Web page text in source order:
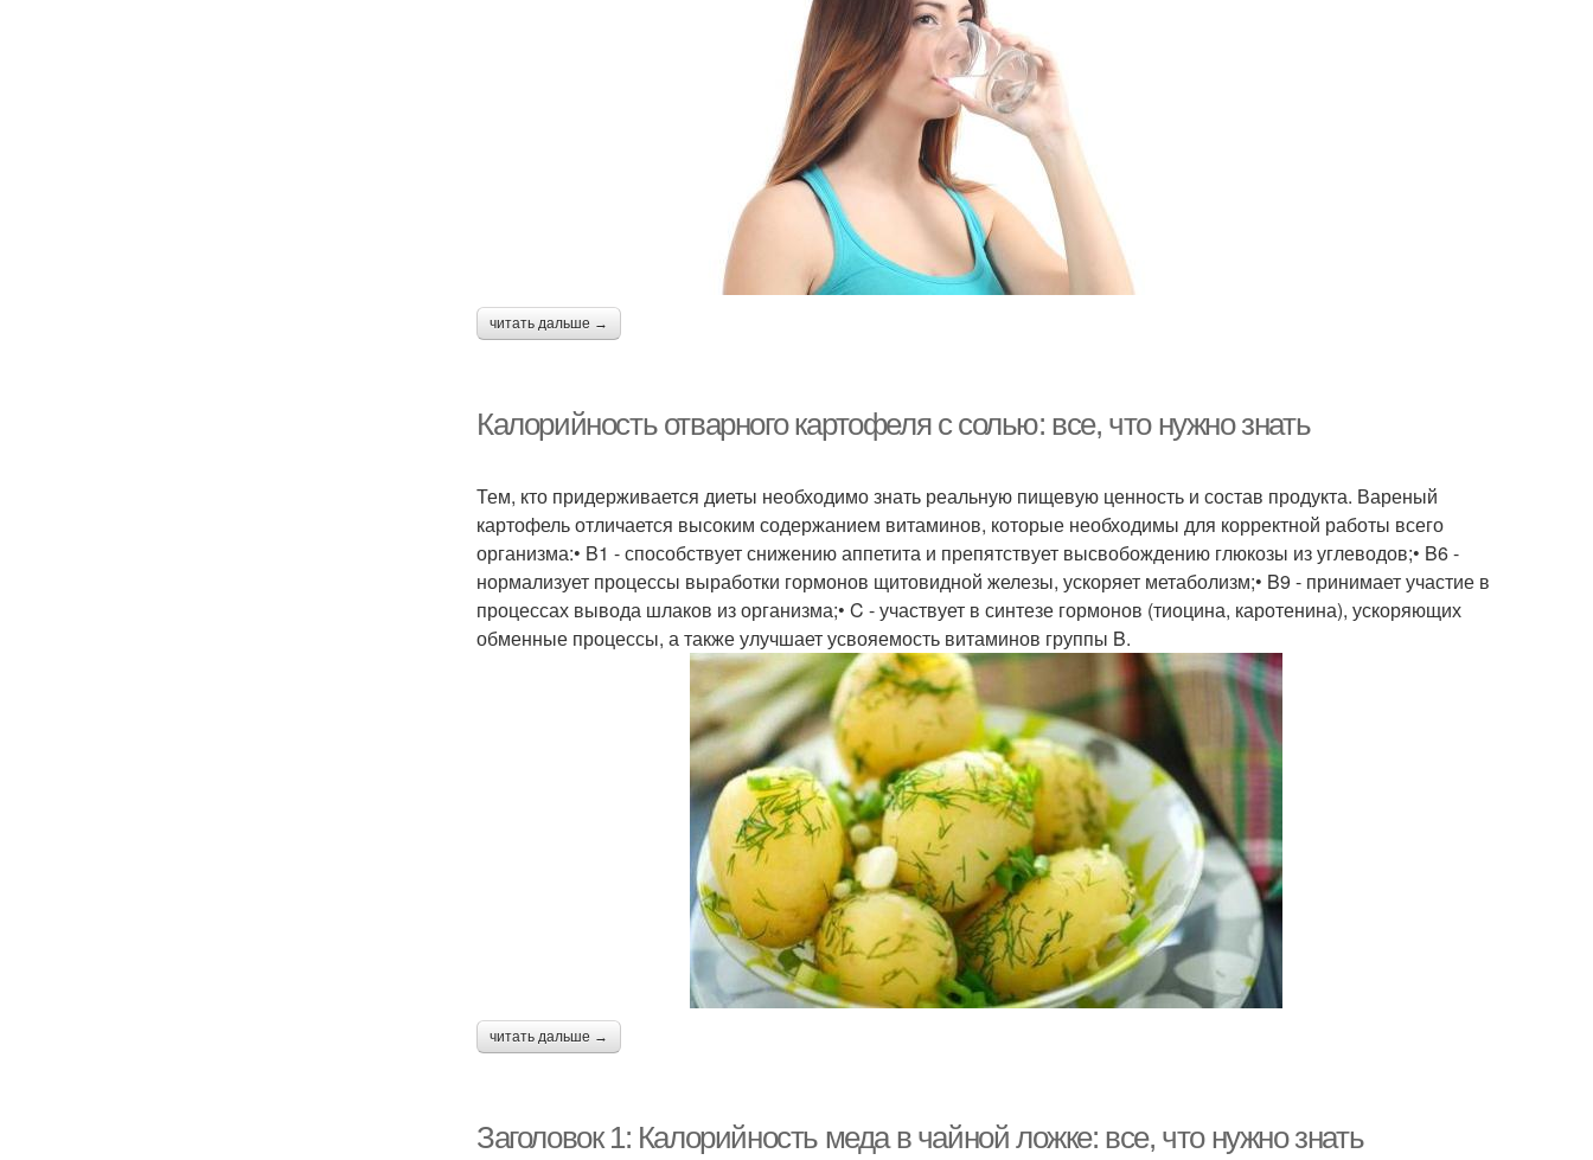
читать дальше →
Калорийность отварного картофеля с солью: все, что нужно знать
Тем, кто придерживается диеты необходимо знать реальную пищевую ценность и состав продукта. Вареный
картофель отличается высоким содержанием витаминов, которые необходимы для корректной работы всего
организма:• B1 - способствует снижению аппетита и препятствует высвобождению глюкозы из углеводов;• B6 -
нормализует процессы выработки гормонов щитовидной железы, ускоряет метаболизм;• B9 - принимает участие в
процессах вывода шлаков из организма;• C - участвует в синтезе гормонов (тиоцина, каротенина), ускоряющих
обменные процессы, а также улучшает усвояемость витаминов группы B.
читать дальше →
Заголовок 1: Калорийность меда в чайной ложке: все, что нужно знать